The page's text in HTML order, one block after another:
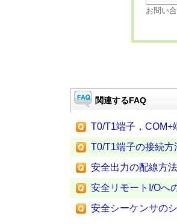
お問い
関連するFAQ
T0/T1端子，COM+
T0/T1端子の接続方
安全出力の配線方
安全リモートI/Oへ
安全シーケンサの